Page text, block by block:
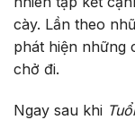
cày. Lần theo
phát hiện những
chở đi.
Ngay sau khi